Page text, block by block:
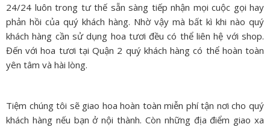
24/24 luôn trong tư thế sẵn sàng tiếp nhận mọi cuộc gọi hay
phản hồi của quý khách hàng. Nhờ vậy mà bất kì khi nào quý
khách hàng cần sử dụng hoa tươi đều có thể liên hệ với shop.
Đến với hoa tươi tại Quận 2 quý khách hàng có thể hoàn toàn
yên tâm và hài lòng.
Tiệm chúng tôi sẽ giao hoa hoàn toàn miễn phí tận nơi cho quý
khách hàng nếu bạn ở nội thành. Còn những địa điểm giao xa